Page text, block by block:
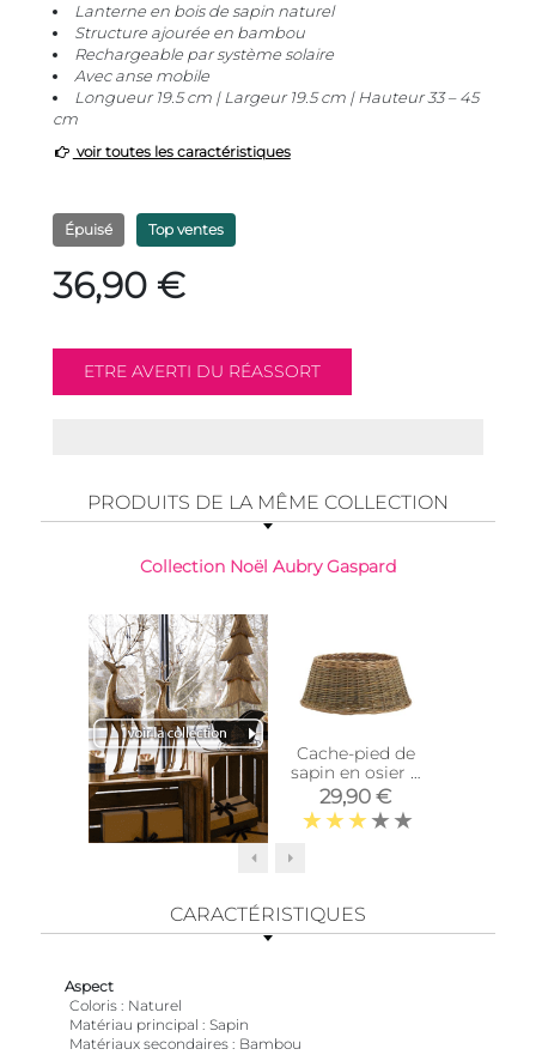
Lanterne en bois de sapin naturel
Structure ajourée en bambou
Rechargeable par système solaire
Avec anse mobile
Longueur 19.5 cm | Largeur 19.5 cm | Hauteur 33 – 45
cm
voir toutes les caractéristiques
Épuisé Top ventes
36,90 €
PRODUITS DE LA MÊME COLLECTION
Collection Noël Aubry Gaspard
Cache-pied de
sapin en osier 2
tons
29,90 €
CARACTÉRISTIQUES
Aspect
Coloris
Naturel
Matériau principal
Sapin
Matériaux secondaires
Bambou